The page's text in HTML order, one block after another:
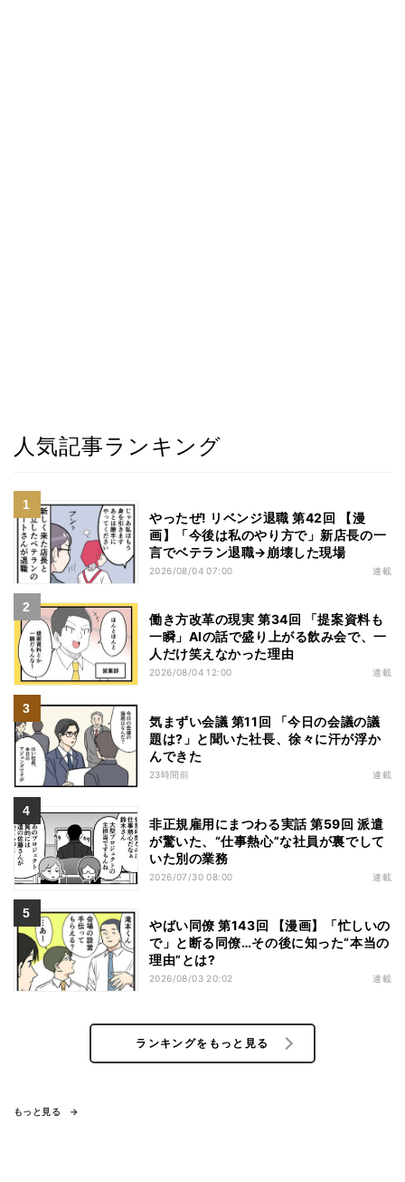
人気記事ランキング
やったぜ! リベンジ退職 第42回 【漫
画】「今後は私のやり方で」新店長の一
言でベテラン退職→崩壊した現場
2026/08/04 07:00 連載
働き方改革の現実 第34回 「提案資料も
一瞬」AIの話で盛り上がる飲み会で、一
人だけ笑えなかった理由
2026/08/04 12:00 連載
気まずい会議 第11回 「今日の会議の議
題は?」と聞いた社長、徐々に汗が浮か
んできた
23時間前 連載
非正規雇用にまつわる実話 第59回 派遣
が驚いた、“仕事熱心”な社員が裏でして
いた別の業務
2026/07/30 08:00 連載
やばい同僚 第143回 【漫画】「忙しいの
で」と断る同僚…その後に知った“本当の
理由”とは?
2026/08/03 20:02 連載
ランキングをもっと見る
もっと見る